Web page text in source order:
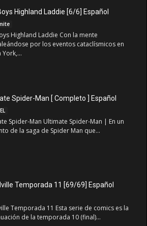
Highland Laddie [6/6] Español
Highland Laddie Con la mente
por los eventos cataclísmicos en
York,...
Spider-Man [ Completo ] Español
Spider-Man Ultimate Spider-Man | En un
de la saga de Spider Man que...
Temporada 11 [69/69] Español
Temporada 11 Esta serie de comics es la
de la temporada 10 (final)...